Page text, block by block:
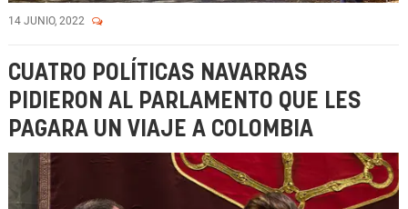
14 JUNIO, 2022
CUATRO POLÍTICAS NAVARRAS
PIDIERON AL PARLAMENTO QUE LES
PAGARA UN VIAJE A COLOMBIA